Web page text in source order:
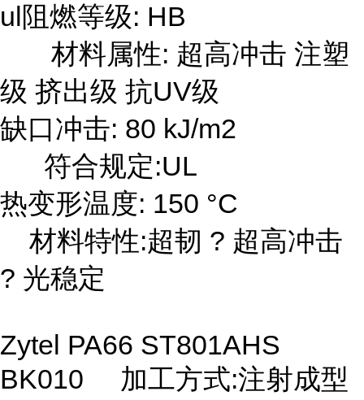
ul阻燃等级: HB
材料属性: 超高冲击 注塑
级 挤出级 抗UV级
缺口冲击: 80 kJ/m2
符合规定:UL
热变形温度: 150 °C
材料特性:超韧 ? 超高冲击
? 光稳定
Zytel PA66 ST801AHS
BK010 加工方式:注射成型